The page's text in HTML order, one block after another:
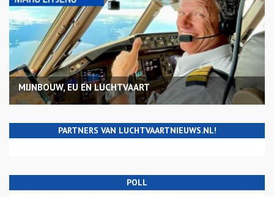
MIJNBOUW, EU EN LUCHTVAART
PARTNERS VAN LUCHTVAARTNIEUWS.NL!
POLL